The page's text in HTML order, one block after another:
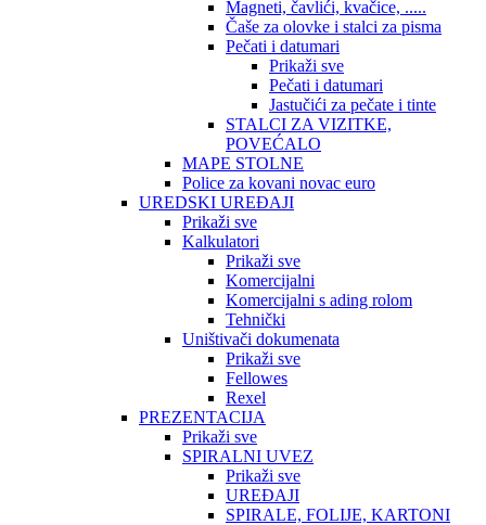
Magneti, čavlići, kvačice, .....
Čaše za olovke i stalci za pisma
Pečati i datumari
Prikaži sve
Pečati i datumari
Jastučići za pečate i tinte
STALCI ZA VIZITKE,
POVEĆALO
MAPE STOLNE
Police za kovani novac euro
UREDSKI UREĐAJI
Prikaži sve
Kalkulatori
Prikaži sve
Komercijalni
Komercijalni s ading rolom
Tehnički
Uništivači dokumenata
Prikaži sve
Fellowes
Rexel
PREZENTACIJA
Prikaži sve
SPIRALNI UVEZ
Prikaži sve
UREĐAJI
SPIRALE, FOLIJE, KARTONI